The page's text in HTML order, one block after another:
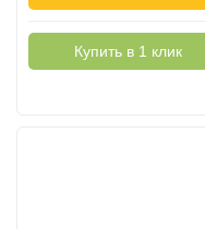
Купить в 1 клик